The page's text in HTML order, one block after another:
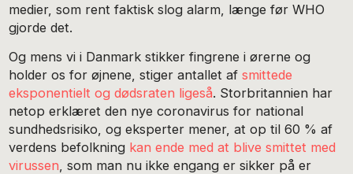
medier, som rent faktisk slog alarm, længe før WHO
gjorde det.
Og mens vi i Danmark stikker fingrene i ørerne og
holder os for øjnene, stiger antallet afsmittede
eksponentielt og dødsraten ligeså. Storbritannien har
netop erklæret den nye coronavirus for national
sundhedsrisiko, og eksperter mener, at op til 60 % af
verdens befolkning kan ende med at blive smittet med
virussen , som man nu ikke engang er sikker på er